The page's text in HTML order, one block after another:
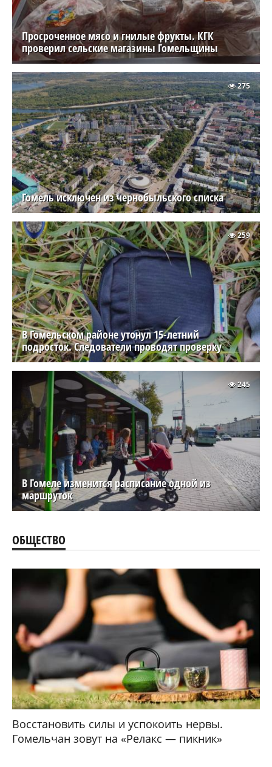
Просроченное мясо и гнилые фрукты. КГК
проверил сельские магазины Гомельщины
Гомель исключен из чернобыльского списка
275
В Гомельском районе утонул 15-летний
подросток. Следователи проводят проверку
259
В Гомеле изменится расписание одной из
маршруток
245
ОБЩЕСТВО
Восстановить силы и успокоить нервы.
Гомельчан зовут на «Релакс — пикник»